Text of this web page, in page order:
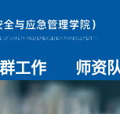
工作 师资
师资总
导师名
教师简